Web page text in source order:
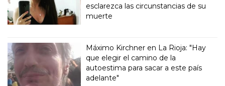
esclarezca las circunstancias de su
muerte
Máximo Kirchner en La Rioja: "Hay
que elegir el camino de la
autoestima para sacar a este país
adelante"